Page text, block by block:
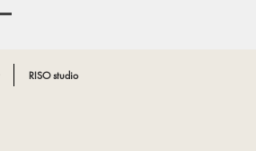
RISO studio